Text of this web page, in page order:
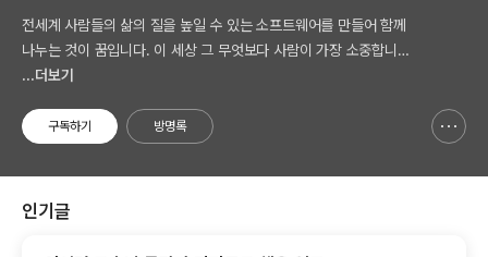
전세계 사람들의 삶의 질을 높일 수 있는 소프트웨어를 만들어 함께
나누는 것이 꿈입니다. 이 세상 그 무엇보다 사람이 가장 소중합니다.
AI 시대의 새로운 Software 를 생각합니다.
...더보기
구독하기 방명록
인기글